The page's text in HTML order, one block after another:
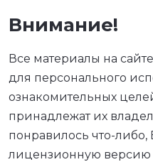
Внимание!
Все материалы на
для персонального
ознакомительных
принадлежат их
понравилось что-
лицензионную версию